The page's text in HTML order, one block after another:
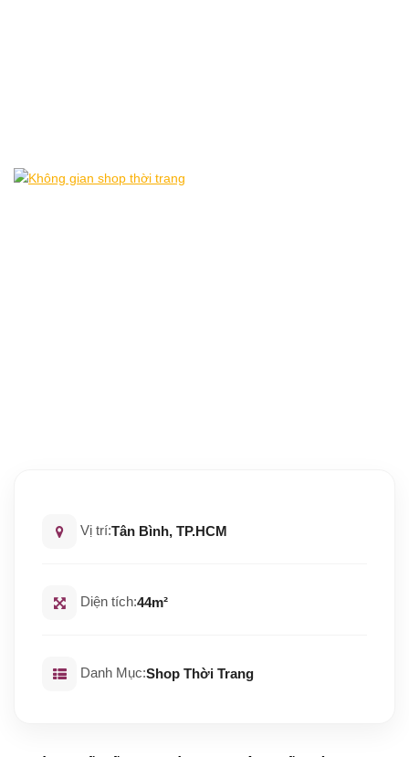
Vị trí:Tân Bình, TP.HCM
Diện tích:44m²
Danh Mục:Shop Thời Trang